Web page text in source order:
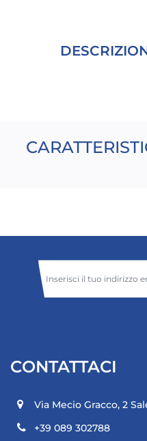
CONTATTACI
Via Mecio Gracco, 2
+39 089 302788